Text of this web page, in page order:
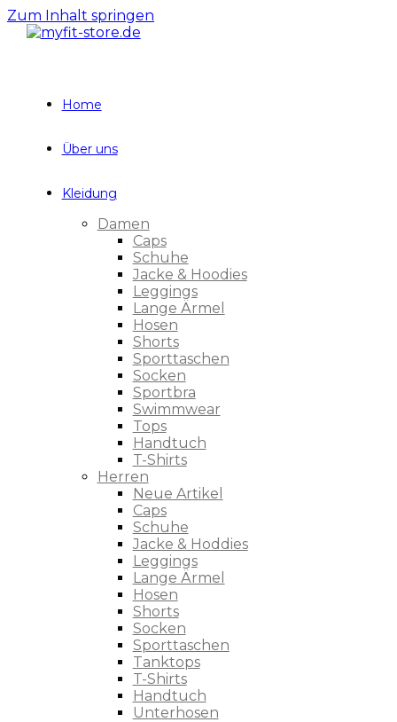
Zum Inhalt springen
Home
Über uns
Kleidung
Damen
Caps
Schuhe
Jacke & Hoodies
Leggings
Lange Ärmel
Hosen
Shorts
Sporttaschen
Socken
Sportbra
Swimmwear
Tops
Handtuch
T-Shirts
Herren
Neue Artikel
Caps
Schuhe
Jacke & Hoddies
Leggings
Lange Ärmel
Hosen
Shorts
Socken
Sporttaschen
Tanktops
T-Shirts
Handtuch
Unterhosen